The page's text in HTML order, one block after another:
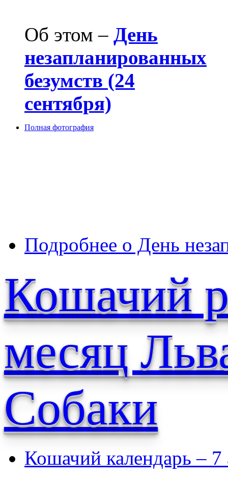
Об этом – День
незапланированных
безумств (24
сентября)
Полная фотография
Подробнее о День
Кошачий
месяц
Собаки
Кошачий календарь – 7